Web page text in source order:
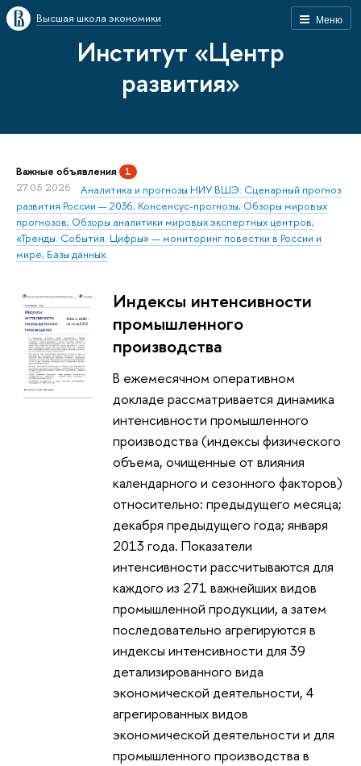
Меню
Высшая школа экономики
Институт «Центр
развития»
Важные объявления 1
27.05.2026
Аналитика и прогнозы НИУ ВШЭ: Сценарный прогноз
развития России — 2036; Консенсус-прогнозы; Обзоры мировых
прогнозов; Обзоры аналитики мировых экспертных центров;
«Тренды. События. Цифры» — мониторинг повестки в России и
мире; Базы данных.
Индексы интенсивности
промышленного
производства
В ежемесячном оперативном
докладе рассматривается динамика
интенсивности промышленного
производства (индексы физического
объема, очищенные от влияния
календарного и сезонного факторов)
относительно: предыдущего месяца;
декабря предыдущего года; января
2013 года. Показатели
интенсивности рассчитываются для
каждого из 271 важнейших видов
промышленной продукции, а затем
последовательно агрегируются в
индексы интенсивности для 39
детализированного вида
экономической деятельности, 4
агрегированных видов
экономической деятельности и для
промышленного производства в